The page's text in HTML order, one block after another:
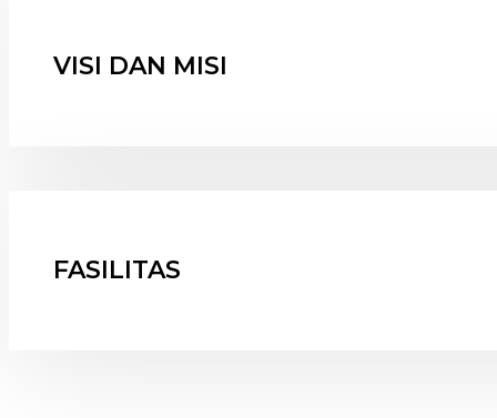
VISI DAN MISI
FASILITAS